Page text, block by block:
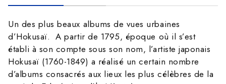
Un des plus beaux albums de vues urbaines
d’Hokusaï. A partir de 1795, époque où il s’est
établi à son compte sous son nom, l’artiste japonais
Hokusaï (1760-1849) a réalisé un certain nombre
d’albums consacrés aux lieux les plus célèbres de la